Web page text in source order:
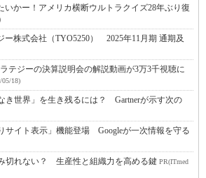
いかー！アメリカ横断ウルトラクイズ28年ぶり復
ー株式会社（TYO5250） 2025年11月期 通期及
テジーの決算説明会の解説動画が3万3千視聴に
05/18)
き世界」を生き残るには？ Gartnerが示す次の
サイト表示」機能登場 Googleが一次情報を守る
切れない？ 生産性と組織力を高める鍵 PR(ITmed